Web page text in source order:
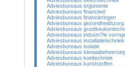
Adviesbureaus ergonomie
Adviesbureaus financieel
Adviesbureaus financieringen
Adviesbureaus gezondheidszorg
Adviesbureaus
Adviesbureaus industri?le
Adviesbureaus installatietechniek
Adviesbureaus isolatie
Adviesbureaus
Adviesbureaus koeltechniek
Adviesbureaus kunststoffen